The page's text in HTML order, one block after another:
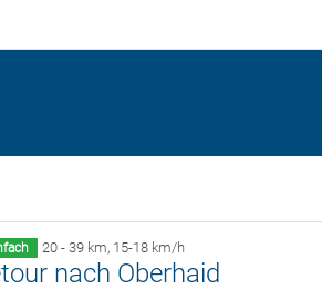
20 - 39 km, 15-18 km/h
nach Oberhaid